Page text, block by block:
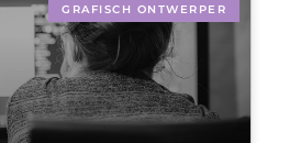
GRAFISCH ONTWERPER